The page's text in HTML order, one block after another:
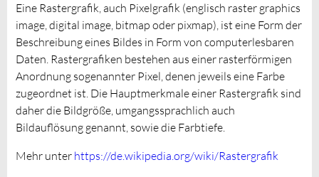
Eine Rastergrafik, auch Pixelgrafik (englisch raster graphics
image, digital image, bitmap oder pixmap), ist eine Form der
Beschreibung eines Bildes in Form von computerlesbaren
Daten. Rastergrafiken bestehen aus einer rasterförmigen
Anordnung sogenannter Pixel, denen jeweils eine Farbe
zugeordnet ist. Die Hauptmerkmale einer Rastergrafik sind
daher die Bildgröße, umgangssprachlich auch
Bildauflösung genannt, sowie die Farbtiefe.
Mehr unter https://de.wikipedia.org/wiki/Rastergrafik